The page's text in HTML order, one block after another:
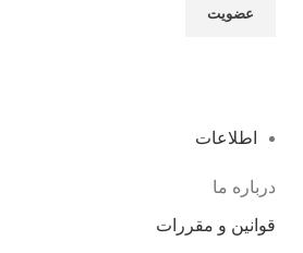
اطلاعات
درباره ما
قوانین و مقررات